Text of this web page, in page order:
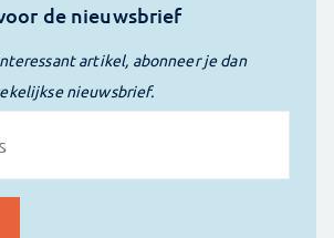
de nieuwsbrief
artikel, abonneer je dan
nieuwsbrief.